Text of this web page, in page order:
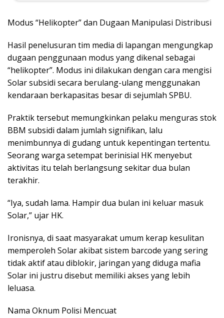
Modus “Helikopter” dan Dugaan Manipulasi Distribusi
Hasil penelusuran tim media di lapangan mengungkap
dugaan penggunaan modus yang dikenal sebagai
“helikopter”. Modus ini dilakukan dengan cara mengisi
Solar subsidi secara berulang-ulang menggunakan
kendaraan berkapasitas besar di sejumlah SPBU.
Praktik tersebut memungkinkan pelaku menguras stok
BBM subsidi dalam jumlah signifikan, lalu
menimbunnya di gudang untuk kepentingan tertentu.
Seorang warga setempat berinisial HK menyebut
aktivitas itu telah berlangsung sekitar dua bulan
terakhir.
“Iya, sudah lama. Hampir dua bulan ini keluar masuk
Solar,” ujar HK.
Ironisnya, di saat masyarakat umum kerap kesulitan
memperoleh Solar akibat sistem barcode yang sering
tidak aktif atau diblokir, jaringan yang diduga mafia
Solar ini justru disebut memiliki akses yang lebih
leluasa.
Nama Oknum Polisi Mencuat